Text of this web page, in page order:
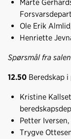
Marte
Ole Erik
Henriette
Spørsmål fra salen
12.50 Beredskap
Kristine
Petter
Trygve